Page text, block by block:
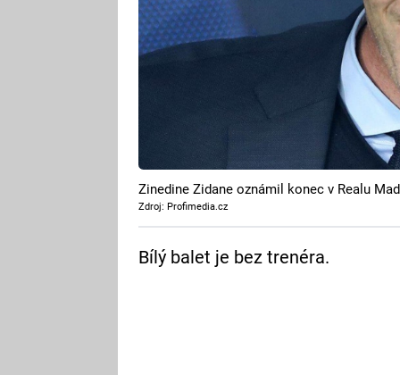
Zinedine Zidane oznámil konec v Realu
Zdroj: Profimedia.cz
Bílý balet je bez trenéra.